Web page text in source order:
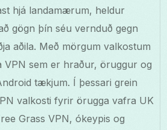
hjá landamærum, heldur
gögn þín séu vernduð gegn
aðila. Með mörgum valkostum
VPN sem er hraður, öruggur og
tækjum. Í þessari grein
valkosti fyrir örugga vafra UK
Grass VPN, ókeypis og